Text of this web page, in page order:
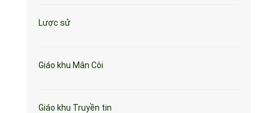
Lược sử
Giáo khu Mân Côi
Giáo khu Truyền tin